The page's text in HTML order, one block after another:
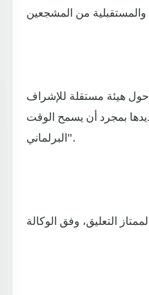
هيئة مستقلة للإشراف
بمجرد أن يسمح الوقت
البرلماني".